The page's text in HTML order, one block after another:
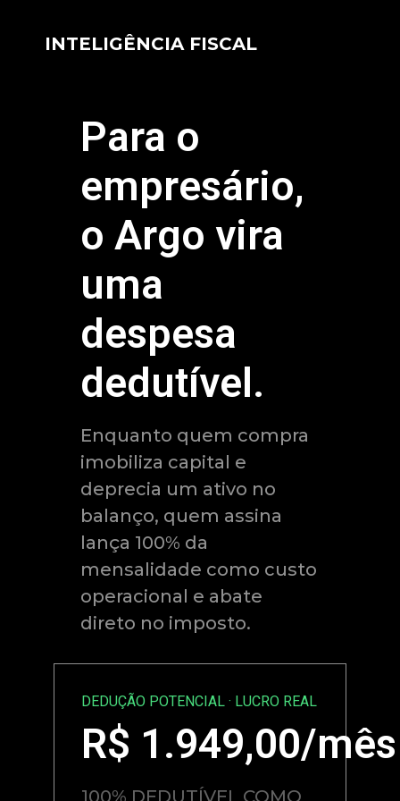
INTELIGÊNCIA FISCAL
Para o
empresário,
o Argo vira
uma
despesa
dedutível.
Enquanto quem compra
imobiliza capital e
deprecia um ativo no
balanço, quem assina
lança 100% da
mensalidade como custo
operacional e abate
direto no imposto.
DEDUÇÃO POTENCIAL · LUCRO REAL
R$ 1.949,00/mês